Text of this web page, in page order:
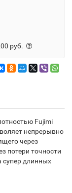
руб.
Fujimi
непрерывно
через
потери точности
супер длинных